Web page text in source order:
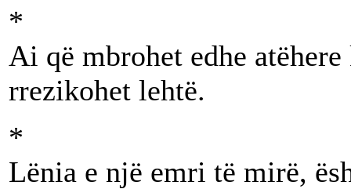
*
Ai që mbrohet edhe
rrezikohet lehtë.
*
Lënia e një emri të mirë,